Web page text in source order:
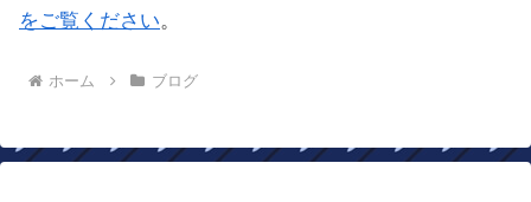
をご覧ください。
ホーム ブログ